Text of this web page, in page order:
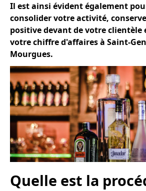
Il est ainsi évident également
consolider votre activité,
positive devant de votre
votre chiffre d'affaires à Saint-
Mourgues.
Quelle est la